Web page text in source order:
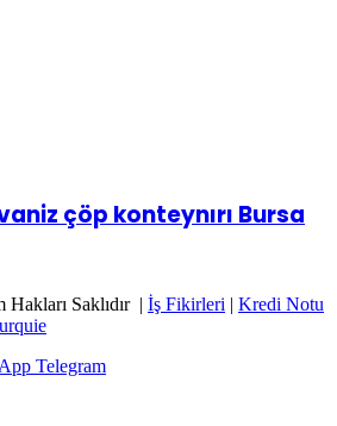
çöp konteynırı Bursa
Saklıdır | İş Fikirleri
Kredi Notu
Telegram